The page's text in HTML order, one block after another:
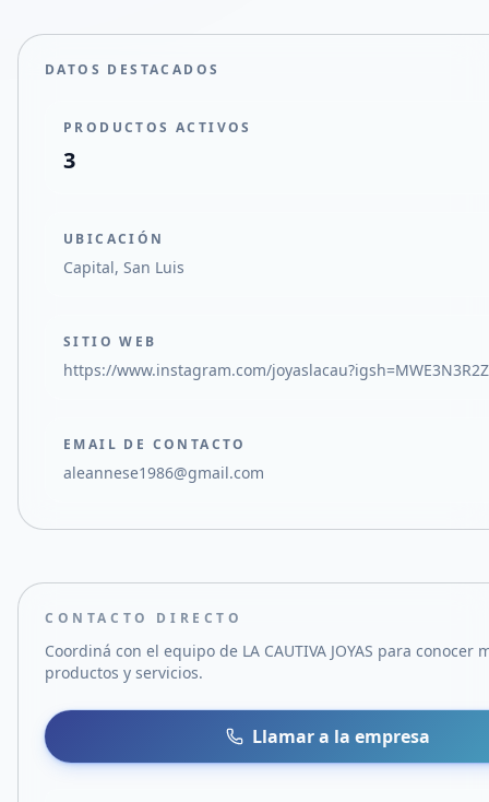
DATOS DESTACADOS
PRODUCTOS ACTIVOS
3
UBICACIÓN
Capital, San Luis
SITIO WEB
https://www.instagram.com/
EMAIL DE CONTACTO
aleannese1986@gmail.com
CONTACTO DIRECTO
Coordiná con el equipo de LA CAUTIVA JOYAS para conocer
productos y servicios.
Llamar a la empresa